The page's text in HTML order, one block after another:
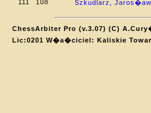
111 108 Szkudlarz, Jaros�aw
ChessArbiter Pro (v.3.07) (C)
Lic:0201 W�a�ciciel: Kaliskie